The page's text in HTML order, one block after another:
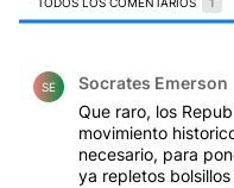
SE Socrates Emerson
Que raro, los
movimiento
necesario, para
ya repletos